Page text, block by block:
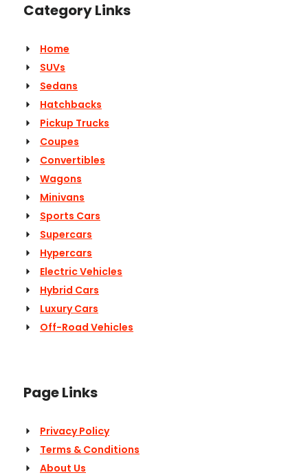
Category Links
Home
SUVs
Sedans
Hatchbacks
Pickup Trucks
Coupes
Convertibles
Wagons
Minivans
Sports Cars
Supercars
Hypercars
Electric Vehicles
Hybrid Cars
Luxury Cars
Off-Road Vehicles
Page Links
Privacy Policy
Terms & Conditions
About Us